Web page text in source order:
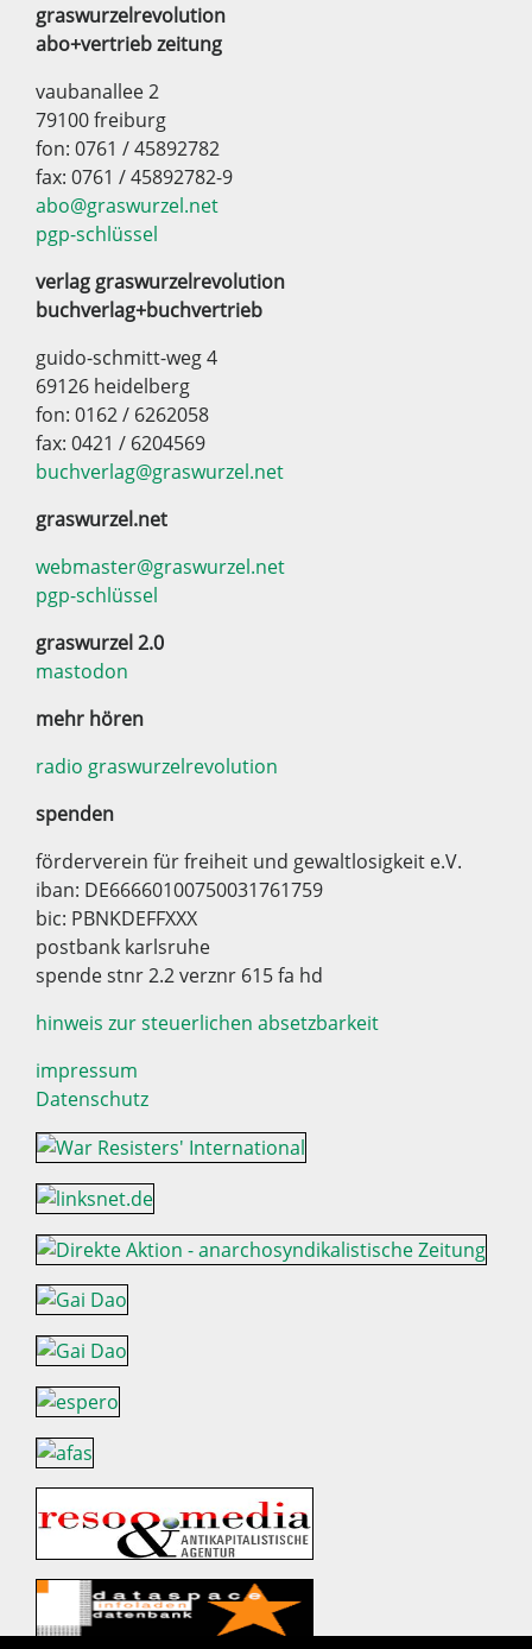
graswurzelrevolution
abo+vertrieb zeitung
vaubanallee 2
79100 freiburg
fon: 0761 / 45892782
fax: 0761 / 45892782-9
abo@graswurzel.net
pgp-schlüssel
verlag graswurzelrevolution
buchverlag+buchvertrieb
guido-schmitt-weg 4
69126 heidelberg
fon: 0162 / 6262058
fax: 0421 / 6204569
buchverlag@graswurzel.net
graswurzel.net
webmaster@graswurzel.net
pgp-schlüssel
graswurzel 2.0
mastodon
mehr hören
radio graswurzelrevolution
spenden
förderverein für freiheit und gewaltlosigkeit e.V.
iban: DE66660100750031761759
bic: PBNKDEFFXXX
postbank karlsruhe
spende stnr 2.2 verznr 615 fa hd
hinweis zur steuerlichen absetzbarkeit
impressum
Datenschutz